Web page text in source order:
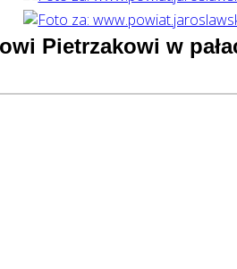
Pietrzakowi w